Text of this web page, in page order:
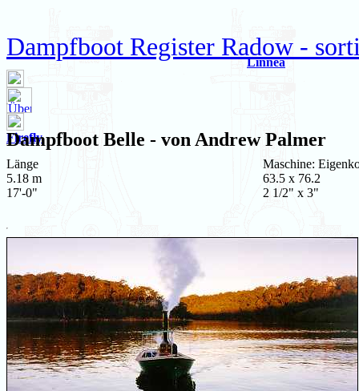
Dampfboot Register Radow -
Linnea
Firefly
Dampfboot Belle - von Andrew Palmer
Länge
5.18 m
17'-0"
Maschine:
63.5 x 76.2
2 1/2" x 3"